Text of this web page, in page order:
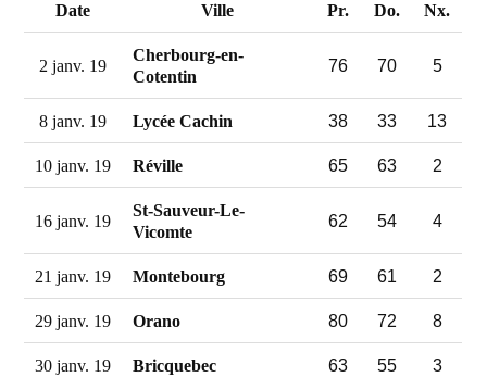
Date Ville Pr. Do. Nx.
2 janv. 19
Cherbourg-en-
Cotentin
76 70 5
8 janv. 19 Lycée Cachin 38 33 13
10 janv. 19 Réville 65 63 2
16 janv. 19
St-Sauveur-Le-
Vicomte
62 54 4
21 janv. 19 Montebourg 69 61 2
29 janv. 19 Orano 80 72 8
30 janv. 19 Bricquebec 63 55 3